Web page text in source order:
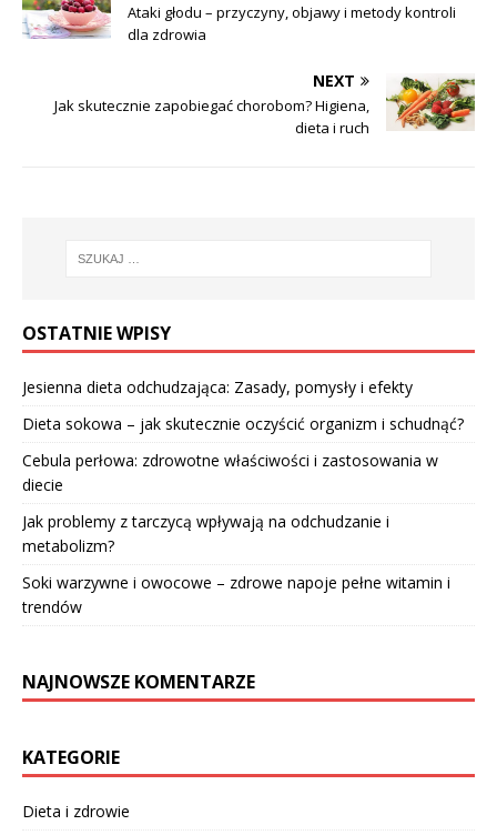
Ataki głodu – przyczyny, objawy i metody kontroli
dla zdrowia
NEXT
Jak skutecznie zapobiegać chorobom? Higiena,
dieta i ruch
OSTATNIE WPISY
Jesienna dieta odchudzająca: Zasady, pomysły i efekty
Dieta sokowa – jak skutecznie oczyścić organizm i schudnąć?
Cebula perłowa: zdrowotne właściwości i zastosowania w
diecie
Jak problemy z tarczycą wpływają na odchudzanie i
metabolizm?
Soki warzywne i owocowe – zdrowe napoje pełne witamin i
trendów
NAJNOWSZE KOMENTARZE
KATEGORIE
Dieta i zdrowie